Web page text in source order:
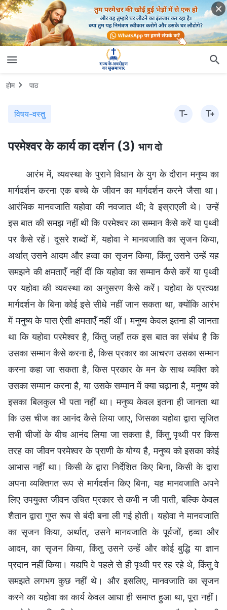
होम पाठ
विषय-वस्तु
परमेश्वर के कार्य का दर्शन (3) भाग दो
आरंभ में, व्यवस्था के पुराने विधान के युग के दौरान मनुष्य का
मार्गदर्शन करना एक बच्चे के जीवन का मार्गदर्शन करने जैसा था।
आरंभिक मानवजाति यहोवा की नवजात थी; वे इस्राएली थे। उन्हें
इस बात की समझ नहीं थी कि परमेश्वर का सम्मान कैसे करें या पृथ्वी
पर कैसे रहें। दूसरे शब्दों में, यहोवा ने मानवजाति का सृजन किया,
अर्थात् उसने आदम और हव्वा का सृजन किया, किंतु उसने उन्हें यह
समझने की क्षमताएँ नहीं दीं कि यहोवा का सम्मान कैसे करें या पृथ्वी
पर यहोवा की व्यवस्था का अनुसरण कैसे करें। यहोवा के प्रत्यक्ष
मार्गदर्शन के बिना कोई इसे सीधे नहीं जान सकता था, क्योंकि आरंभ
में मनुष्य के पास ऐसी क्षमताएँ नहीं थीं। मनुष्य केवल इतना ही जानता
था कि यहोवा परमेश्वर है, किंतु जहाँ तक इस बात का संबंध है कि
उसका सम्मान कैसे करना है, किस प्रकार का आचरण उसका सम्मान
करना कहा जा सकता है, किस प्रकार के मन के साथ व्यक्ति को
उसका सम्मान करना है, या उसके सम्मान में क्या चढ़ाना है, मनुष्य को
इसका बिलकुल भी पता नहीं था। मनुष्य केवल इतना ही जानता था
कि उस चीज का आनंद कैसे लिया जाए, जिसका यहोवा द्वारा सृजित
सभी चीजों के बीच आनंद लिया जा सकता है, किंतु पृथ्वी पर किस
तरह का जीवन परमेश्वर के प्राणी के योग्य है, मनुष्य को इसका कोई
आभास नहीं था। किसी के द्वारा निर्देशित किए बिना, किसी के द्वारा
अपना व्यक्तिगत रूप से मार्गदर्शन किए बिना, यह मानवजाति अपने
लिए उपयुक्त जीवन उचित प्रकार से कभी न जी पाती, बल्कि केवल
शैतान द्वारा गुप्त रूप से बंदी बना ली गई होती। यहोवा ने मानवजाति
का सृजन किया, अर्थात्, उसने मानवजाति के पूर्वजों, हव्वा और
आदम, का सृजन किया, किंतु उसने उन्हें और कोई बुद्धि या ज्ञान
प्रदान नहीं किया। यद्यपि वे पहले से ही पृथ्वी पर रह रहे थे, किंतु वे
समझते लगभग कुछ नहीं थे। और इसलिए, मानवजाति का सृजन
करने का यहोवा का कार्य केवल आधा ही समाप्त हुआ था, पूरा नहीं।